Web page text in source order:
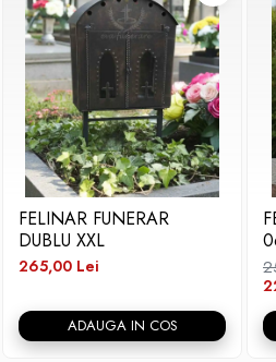
FELINAR FUNERAR
DUBLU XXL
265,00 Lei
ADAUGA IN COS